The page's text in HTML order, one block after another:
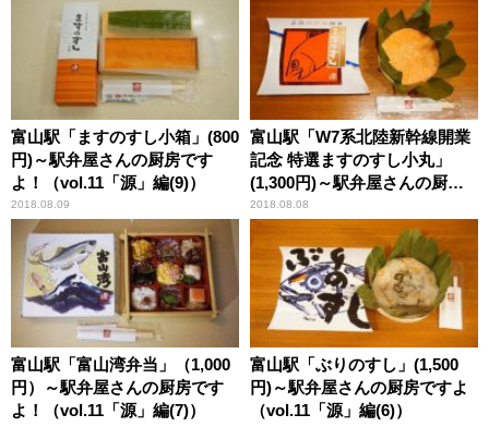
富山駅「ますのすし小箱」(800
円)～駅弁屋さんの厨房です
よ！（vol.11「源」編(9)）
2018.08.09
富山駅「W7系北陸新幹線開業
記念 特選ますのすし小丸」
(1,300円)～駅弁屋さんの厨房
ですよ！（vol.11「源」編(8)）
2018.08.08
富山駅「富山湾弁当」（1,000
円）～駅弁屋さんの厨房です
よ！（vol.11「源」編(7)）
富山駅「ぶりのすし」(1,500
円)～駅弁屋さんの厨房ですよ
（vol.11「源」編(6)）